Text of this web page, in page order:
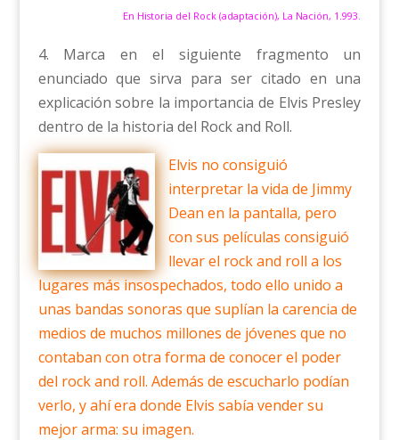
En Historia del Rock (adaptación), La Nación, 1.993.
4. Marca en el siguiente fragmento un
enunciado que sirva para ser citado en una
explicación sobre la importancia de Elvis Presley
dentro de la historia del Rock and Roll.
Elvis no consiguió
interpretar la vida de Jimmy
Dean en la pantalla, pero
con sus películas consiguió
llevar el rock and roll a los
lugares más insospechados, todo ello unido a
unas bandas sonoras que suplían la carencia de
medios de muchos millones de jóvenes que no
contaban con otra forma de conocer el poder
del rock and roll. Además de escucharlo podían
verlo, y ahí era donde Elvis sabía vender su
mejor arma: su imagen.